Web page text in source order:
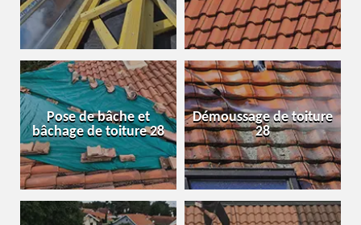
Pose de bâche et
bâchage de toiture 28
Démoussage de toiture
28